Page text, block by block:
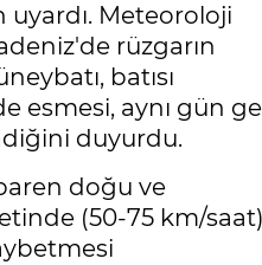
Meteoroloji
rüzgarın
batısı
esmesi, aynı gün
duyurdu.
doğu ve
(50-75 km/saat)